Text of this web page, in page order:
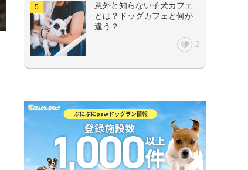
意外と知らない子犬カフェ
とは？ドッグカフェと何が
違う？
2